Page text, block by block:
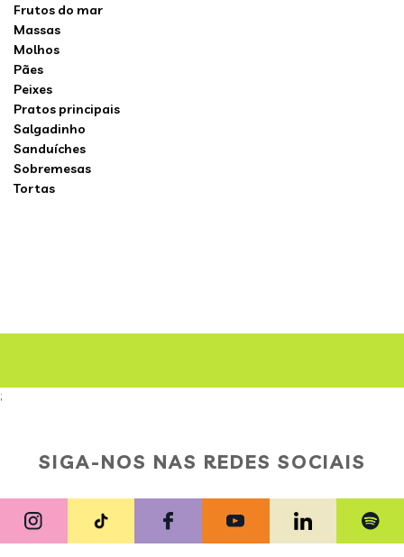
Frutos do mar
Massas
Molhos
Pães
Peixes
Pratos principais
Salgadinho
Sanduíches
Sobremesas
Tortas
;
SIGA-NOS NAS REDES SOCIAIS